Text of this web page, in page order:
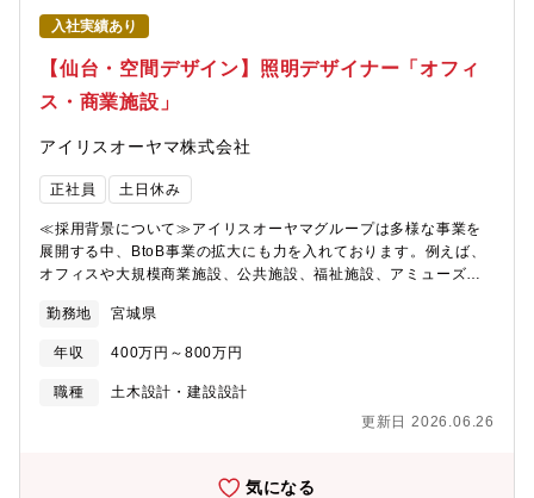
入社実績あり
【仙台・空間デザイン】照明デザイナー「オフィ
ス・商業施設」
アイリスオーヤマ株式会社
正社員 土日休み
≪採用背景について≫アイリスオーヤマグループは多様な事業を
展開する中、BtoB事業の拡大にも力を入れております。例えば、
オフィスや大規模商業施設、公共施設、福祉施設、アミューズ、
当社の製品が多く導入されております。今回の求人はBtoB事業の
更なる拡大に向け、一緒に活躍いただける経歴を持った仲間の募
集となります。≪担当業務について≫具体的には、以下の業務に
携わっていただきます・照明のデザイン設計業務・図面作成、修
と一緒に、クライアントの打合せに同行。ニーズやイメージのヒ
案資料の作成。・現場でのライティング調整作業※先輩が一緒に
勤務地 宮城県
年収 400万円～800万円
職種
土木設計・建設設計
更新日 2026.06.26
気になる